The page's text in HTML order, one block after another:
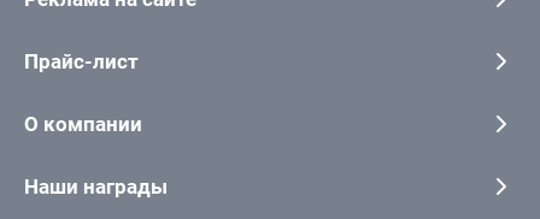
Прайс-лист
О компании
Наши награды